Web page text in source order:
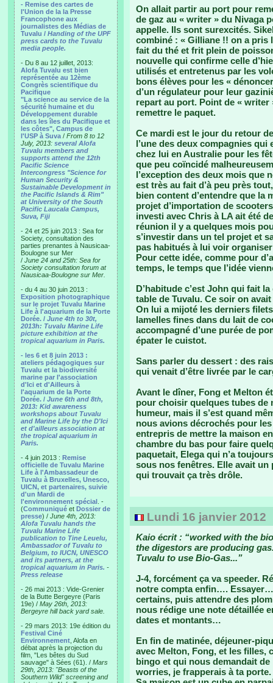
- Remise des cartes de
l'Union de la la Presse
Francophone aux
journalistes des Médias de
Tuvalu / Handing of the UPF
press cards to the Tuvalu
media people.
- Du 8 au 12 juillet, 2013:
Alofa Tuvalu est bien
représentée au 12ème
Congrès scientifique du
Pacifique
"La science au service de la
sécurité humaine et du
Développement durable
dans les îles du Pacifique et
les côtes", Campus de
l'USP à Suva / From 8 to 12
July, 2013: several Alofa
Tuvalu members and
supports attend the 12th
Pacific Science
Intercongress "Science for
Human Security &
Sustainable Development in
the Pacific Islands & Rim"
at University of the South
Pacific Laucala Campus,
Suva, Fiji
- 24 et 25 juin 2013 : Sea for
Society, consultation des
parties prenantes à Nausicaa-
Boulogne sur Mer
/ June 24 and 25th: Sea for
Society consultation forum at
Nausicaa-Boulogne sur Mer.
- du 4 au 30 juin 2013 :
Exposition photographique
sur le projet Tuvalu Marine
Life à l'aquarium de la Porte
Dorée. / June 4th to 30t,
2013h: Tuvalu Marine Life
picture exhibition at the
tropical aquarium in Paris.
- les 6 et 8 juin 2013 :
ateliers pédagogiques sur
Tuvalu et la biodiversité
marine par l'association
d'Ici et d'Ailleurs à
l'aquarium de la Porte
Dorée. / June 6th and 8th,
2013: Kid awareness
workshops about Tuvalu
and Marine Life by the D'Ici
et d'ailleurs association at
the tropical aquarium in
Paris.
- 4 juin 2013 : Remise
officielle de Tuvalu Marine
Life à l'Ambassadeur de
Tuvalu à Bruxelles, Unesco,
UICN, et partenaires, suivie
d'un Mardi de
l'environnement spécial . -
(Communiqué et Dossier de
presse) / June 4th, 2013:
Alofa Tuvalu hands the
Tuvalu Marine Life
publication to Tine Leuelu,
Ambassador of Tuvalu to
Belgium, to IUCN, UNESCO
and its partners, at the
tropical aquarium in Paris. -
Press release
- 26 mai 2013 : Vide-Grenier
de la Butte Bergeyre (Paris
19e) / May 26th, 2013:
Bergeyre hill back yard sale.
- 29 mars 2013: 19e édition du
Festival Ciné
Environnement , Alofa en
débat après la projection du
film, "Les bêtes du Sud
sauvage" à Sées (61). / Mars
29th, 2013: "Beasts of the
Southern Wild" screening and
On allait partir au port pour
de gaz au « writer » du Nivaga
appelle. Ils sont surexcités.
combiné : « Gilliane !! on a pris
fait du thé et frit plein de
nouvelle qui confirme celle
utilisés et entretenus par les
bons élèves pour les «
d’un régulateur pour leur
repart au port. Point de «
remettre le paquet.
Ce mardi est le jour du retour
l’une des deux compagnies
chez lui en Australie pour les
que peu coïncidé
l’exception des deux mois que
est très au fait d’à peu près
bien content d’entendre que la
projet d’importation de
investi avec Chris à LA ait été
réunion il y a quelques mois
s’investir dans un tel projet et
pas habitués à lui voir
Pour cette idée, comme pour
temps, le temps que l’idée
D’habitude c’est John qui fait
table de Tuvalu. Ce soir on
On lui a mijoté les derniers
lamelles fines dans du lait de
accompagné d’une purée de
épater le cuistot.
Sans parler du dessert : des
qui venait d’être livrée par le
Avant le dîner, Fong et Melton
pour choisir quelques tubes de
humeur, mais il s’est quand
nous avions décrochés pour
entrepris de mettre la maison
chambre du bas pour faire
paquetait, Elega qui n’a
sous nos fenêtres. Elle avait
qui trouvait ça très drôle.
Lundi 16 janvier 2012
Kaio écrit : “worked with the
the digestors are producing
Tuvalu to use Bio-Gas...”
J-4, forcément ça va speeder.
notre compta enfin….
certains, puis attendre des
nous rédige une note détaillée
dates et montants…
En fin de matinée, déjeuner-
avec Melton, Fong, et les filles,
bingo et qui nous demandait
worries, je frapperais à ta